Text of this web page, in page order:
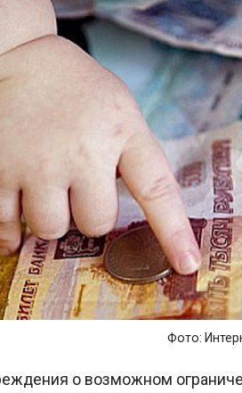
Фото:
о возможном